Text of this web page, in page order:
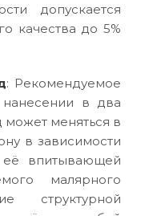
допускается
качества до 5%
: Рекомендуемое
в два
может меняться в
в зависимости
её впитывающей
малярного
структурной